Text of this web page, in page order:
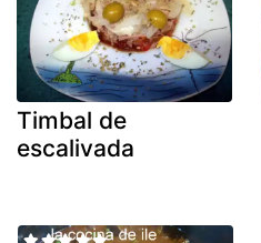
Timbal de
escalivada